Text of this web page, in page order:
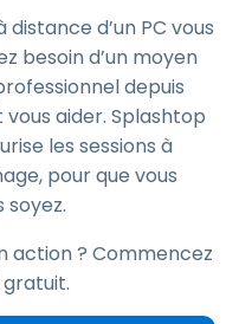
d’un PC vous
besoin d’un moyen
depuis
aider. Splashtop
les sessions à
pour que vous
soyez.
action ? Commencez
gratuit.